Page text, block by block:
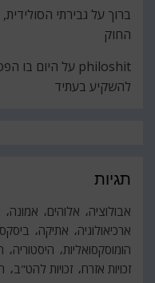
ברוך על גבירתי
החוק
philoshit על היום בו
להשקיע בעתיד
תגיות
אבולוציה אלוהים אמונה
ארכיאולוגיה
אתיקה
הומוסקסואליות היסטוריה
זכויות אזרח זכויות להט"ב